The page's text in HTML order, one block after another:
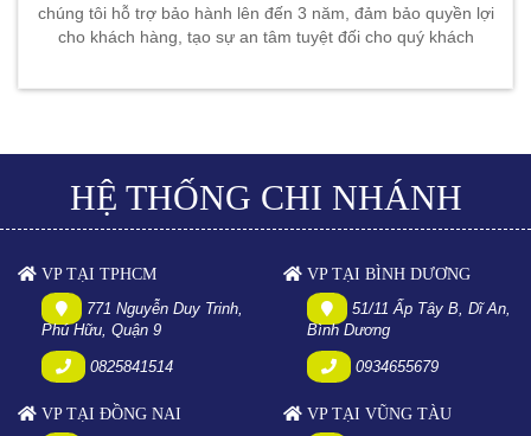
chúng tôi hỗ trợ bảo hành lên đến 3 năm, đảm bảo quyền lợi
cho khách hàng, tạo sự an tâm tuyệt đối cho quý khách
HỆ THỐNG CHI NHÁNH
VP TẠI TPHCM
771 Nguyễn Duy Trinh,
Phú Hữu, Quận 9
0825841514
VP TẠI BÌNH DƯƠNG
51/11 Ấp Tây B, Dĩ An,
Bình Dương
0934655679
VP TẠI ĐỒNG NAI
VP TẠI VŨNG TÀU